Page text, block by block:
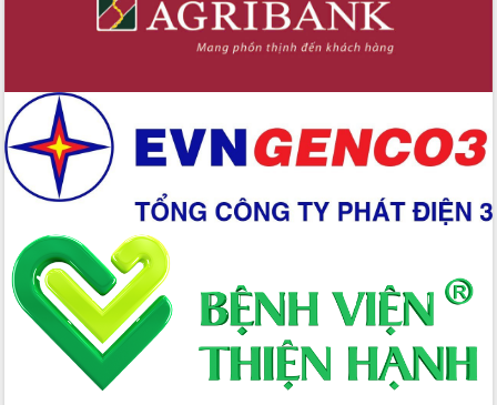
Xã Ea Phê gắn cải cách hành chính với
Hồ Thị Nguyên Thảo làm việc tại Trung
tâm Phục vụ hành chính công xã Ea
Xây dựng nền hành chính số đồng
hành cùng nông dân dân, doanh nghiệp
Giai đoạn 2026-2030, Đắk Lắk phấn
đấu có 77% xã đạt chuẩn nông thôn
mới
Chuyển đổi số 'mở đường' cho nông
nghiệp Đắk Lắk tăng trưởng bứt phá
Triển khai đồng bộ đo đạc, lập hồ sơ
địa chính, hoàn thiện cơ sở dữ liệu đất